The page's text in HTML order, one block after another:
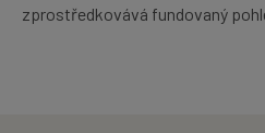
zprostředkovává fundovaný